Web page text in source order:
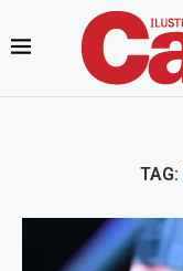
TAG: